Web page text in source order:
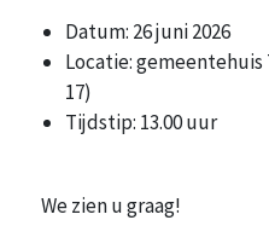
Datum: 26 juni 2026
Locatie: gemeentehuis
17)
Tijdstip: 13.00 uur
We zien u graag!